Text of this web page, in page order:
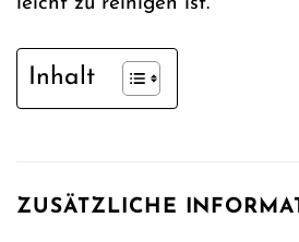
Inhalt
ZUSÄTZLICHE